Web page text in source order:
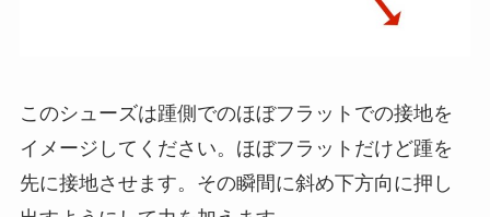
このシューズは踵側でのほぼフラットでの接地を
イメージしてください。ほぼフラットだけど踵を
先に接地させます。その瞬間に斜め下方向に押し